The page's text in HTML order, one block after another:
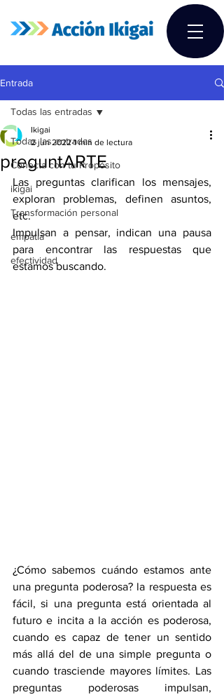
Entrada
Todas las entradas
Conecta con tu Propósito
ikigai
Transformación personal
empatia
efectividad
Todas las entradas
preguntARTE
Ikigai
2 jun 2022 1 min de lectura
Las preguntas clarifican los mensajes,
exploran problemas, definen asuntos,
etc.
Impulsan a pensar, indican una pausa
para encontrar las respuestas que
estamos buscando.
¿Cómo sabemos cuándo estamos ante
una pregunta poderosa? la respuesta es
fácil, si una pregunta está orientada al
futuro e incita a la acción es poderosa,
cuando es capaz de tener un sentido
más allá del de una simple pregunta o
cuando trasciende mayores límites. Las
preguntas poderosas impulsan,